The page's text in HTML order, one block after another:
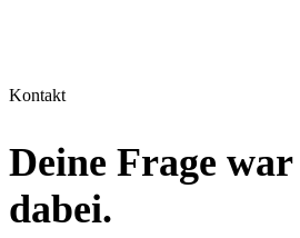
Kontakt
Deine Frage
dabei.